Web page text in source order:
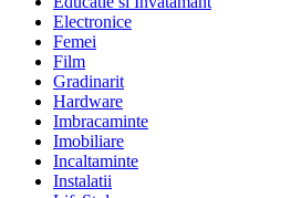
Electronice
Femei
Film
Gradinarit
Hardware
Imbracaminte
Imobiliare
Incaltaminte
Instalatii